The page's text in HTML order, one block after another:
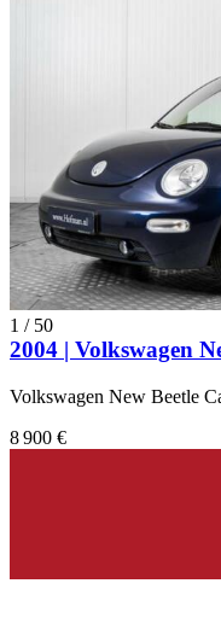
1 / 50
2004 | Volkswagen
Volkswagen New Beetle
8 900 €